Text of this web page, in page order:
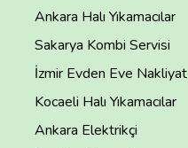
Ankara Halı Yıkamacılar
Sakarya Kombi Servisi
İzmir Evden Eve Nakliyat
Kocaeli Halı Yıkamacılar
Ankara Elektrikçi